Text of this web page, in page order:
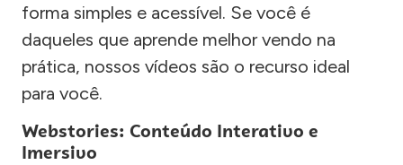
forma simples e acessível. Se você é
daqueles que aprende melhor vendo na
prática, nossos vídeos são o recurso ideal
para você.
Webstories: Conteúdo Interativo e
Imersivo